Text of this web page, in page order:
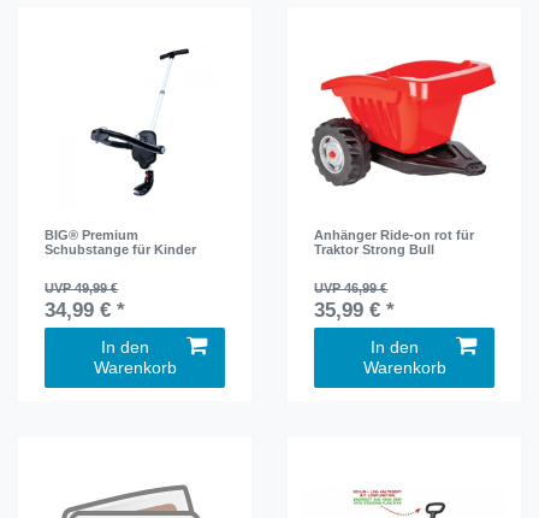
BIG® Premium
Schubstange für Kinder
UVP 49,99 €
34,99 € *
In den
Warenkorb
Anhänger Ride-on rot für
Traktor Strong Bull
UVP 46,99 €
35,99 € *
In den
Warenkorb